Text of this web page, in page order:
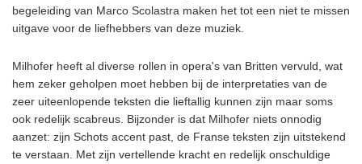
begeleiding van Marco Scolastra maken het tot een niet te missen
uitgave voor de liefhebbers van deze muziek.
Milhofer heeft al diverse rollen in opera's van Britten vervuld, wat
hem zeker geholpen moet hebben bij de interpretaties van de
zeer uiteenlopende teksten die lieftallig kunnen zijn maar soms
ook redelijk scabreus. Bijzonder is dat Milhofer niets onnodig
aanzet: zijn Schots accent past, de Franse teksten zijn uitstekend
te verstaan. Met zijn vertellende kracht en redelijk onschuldige